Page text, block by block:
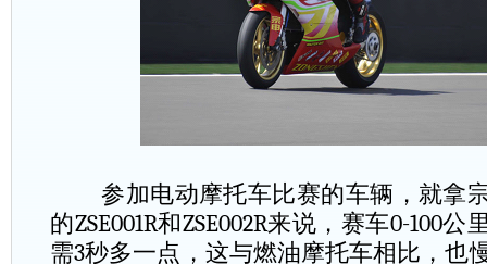
参加电动摩托车比赛的车辆，就拿
的ZSE001R和ZSE002R来说，赛车0-100公
需3秒多一点，这与燃油摩托车相比，也